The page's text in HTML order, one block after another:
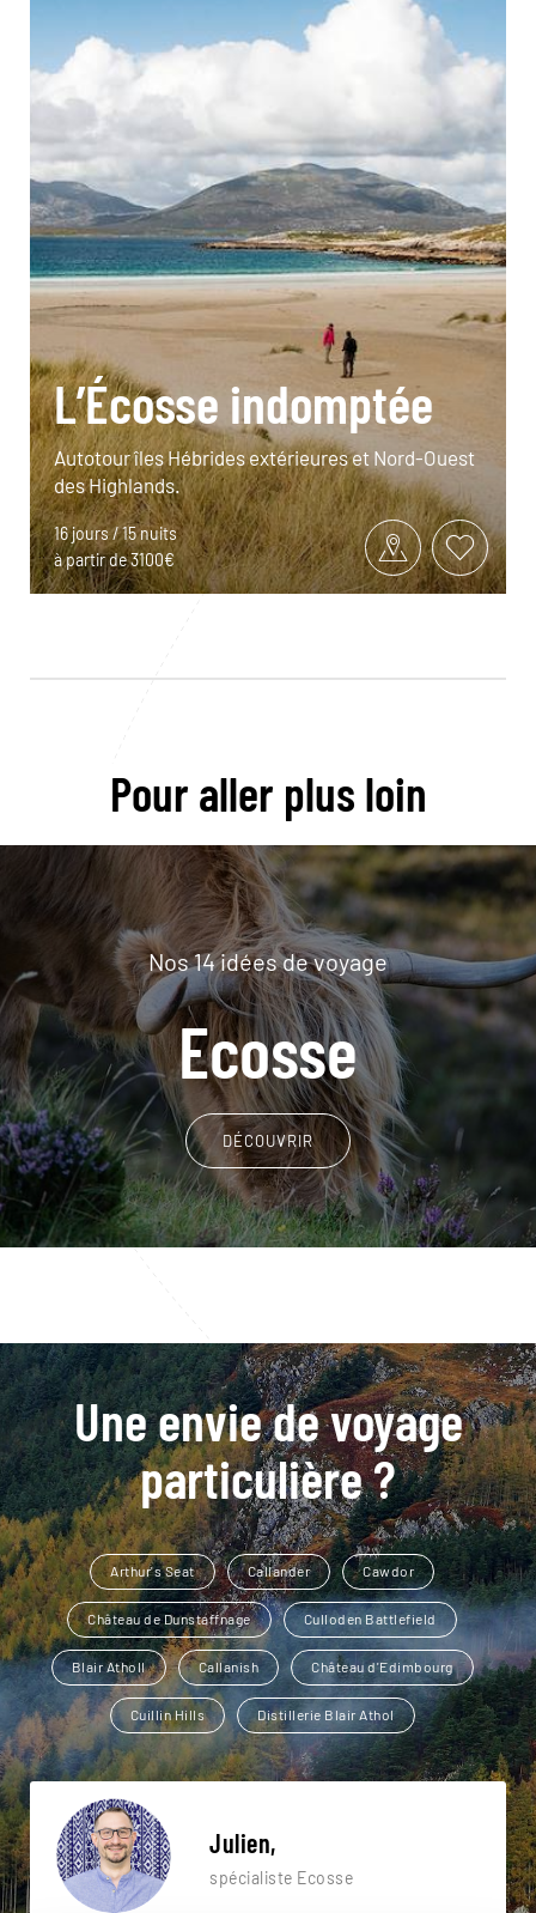
L’Écosse indomptée
Autotour îles Hébrides extérieures et Nord-Ouest
des Highlands.
16 jours / 15 nuits
à partir de 3100€
Pour aller plus loin
Nos 14 idées de voyage
Ecosse
DÉCOUVRIR
Une envie de voyage
particulière ?
Arthur's Seat Callander Cawdor
Château de Dunstaffnage Culloden Battlefield
Blair Atholl Callanish Château d'Edimbourg
Cuillin Hills Distillerie Blair Athol
Julien,
spécialiste Ecosse